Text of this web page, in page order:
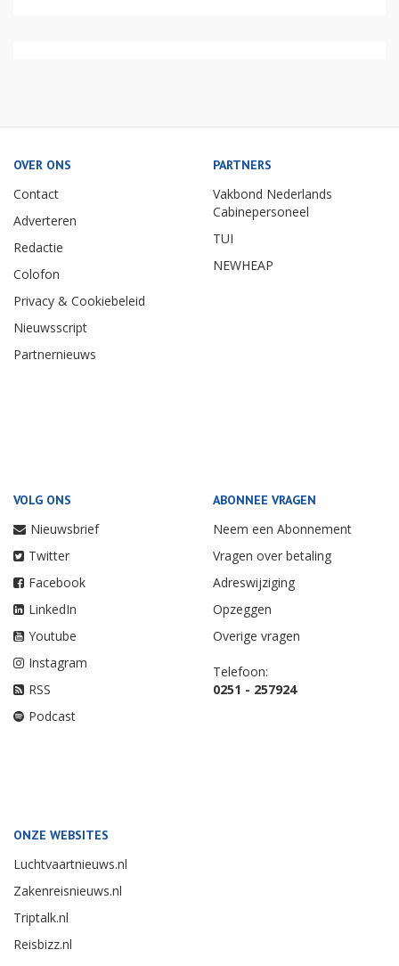
OVER ONS
Contact
Adverteren
Redactie
Colofon
Privacy & Cookiebeleid
Nieuwsscript
Partnernieuws
PARTNERS
Vakbond Nederlands
Cabinepersoneel
TUI
NEWHEAP
VOLG ONS
Nieuwsbrief
Twitter
Facebook
LinkedIn
Youtube
Instagram
RSS
Podcast
ABONNEE VRAGEN
Neem een Abonnement
Vragen over betaling
Adreswijziging
Opzeggen
Overige vragen
Telefoon:
0251 - 257924
ONZE WEBSITES
Luchtvaartnieuws.nl
Zakenreisnieuws.nl
Triptalk.nl
Reisbizz.nl